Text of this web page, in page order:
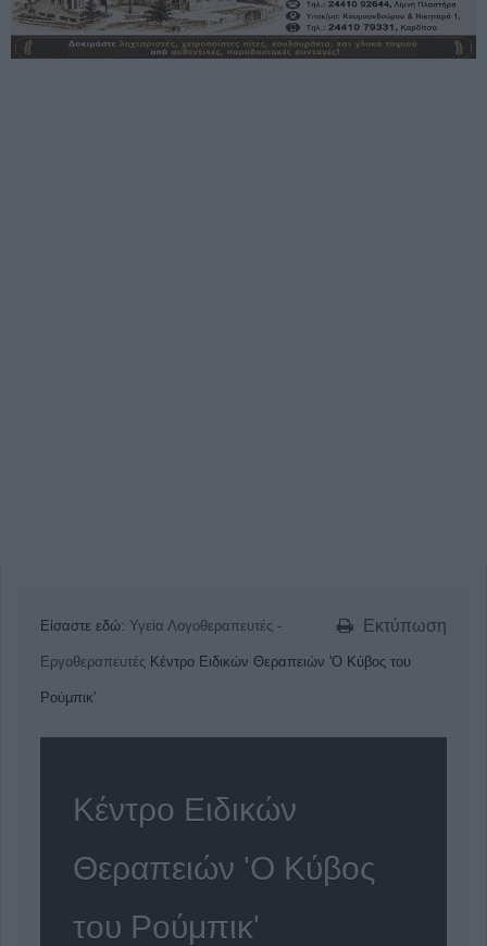
Εκτύπωση
Είσαστε εδώ: Υγεία Λογοθεραπευτές -
Εργοθεραπευτές Κέντρο Ειδικών Θεραπειών 'Ο Κύβος του
Ρούμπικ'
Κέντρο Ειδικών
Θεραπειών 'Ο Κύβος
του Ρούμπικ'